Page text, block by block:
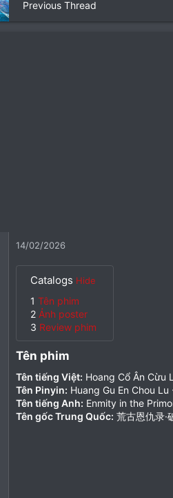
Previous Thread
14/02/2026
Catalogs Hide
1 Tên phim
2 Ảnh poster
3 Review phim
Tên phim​
Tên tiếng Việt: Hoang Cổ Ân Cừu
Tên Pinyin: Huang Gu En Chou Lu
Tên tiếng Anh: Enmity in the
Tên gốc Trung Quốc: 荒古恩仇录·